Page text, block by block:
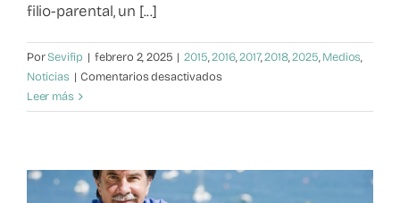
filio-parental, un [...]
PorSevifip | febrero 2, 2025 | 2015,2016,2017,2018,2025,Medios,
Noticias | Comentarios desactivadosen
filio-
fenómeno
del
Leer más